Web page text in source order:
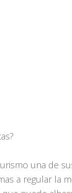
una de
a regular la